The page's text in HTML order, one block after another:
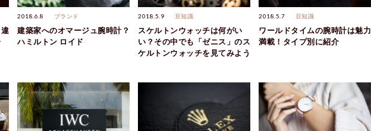
2018.6.8 ブランド
建築家へのオマージュ腕時計？
ハミルトン ロイド
2018.5.9 豆知識
スケルトンウォッチは何がい
い？その中でも「ゼニス」のス
ケルトンウォッチを見てみよう
2018.5.7 豆知識
ワールドタイムの腕時計は魅力
満載！タイプ別に紹介